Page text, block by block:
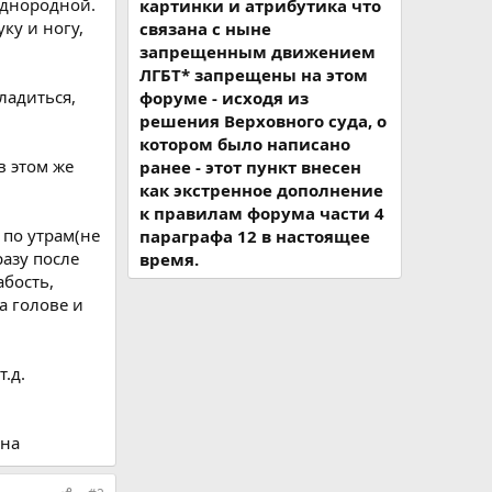
и ногу,
этом же
утрам(не
после
голове и
картинки и атрибутика что
связана с ныне
запрещенным движением
ЛГБТ* запрещены на этом
форуме - исходя из
решения Верховного суда, о
котором было написано
ранее - этот пункт внесен
как экстренное дополнение
к правилам форума части 4
параграфа 12 в настоящее
время.